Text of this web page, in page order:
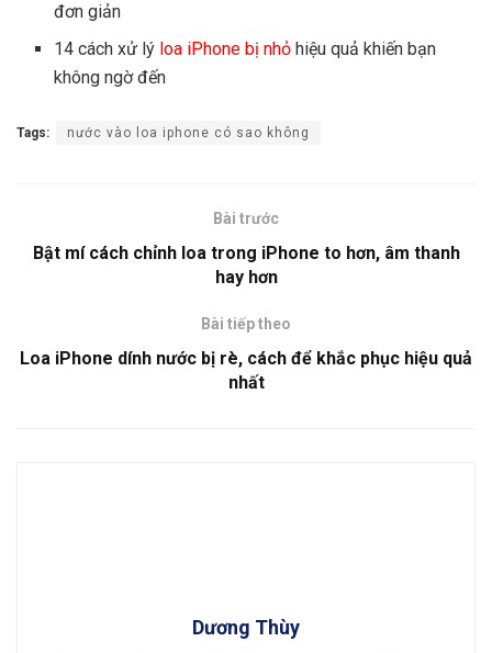
đơn giản
14 cách xử lý loa iPhone bị nhỏ hiệu quả khiến bạn
không ngờ đến
Tags: nước vào loa iphone có sao không
Bài trước
Bật mí cách chỉnh loa trong iPhone to hơn, âm thanh
hay hơn
Bài tiếp theo
Loa iPhone dính nước bị rè, cách để khắc phục hiệu quả
nhất
Dương Thùy